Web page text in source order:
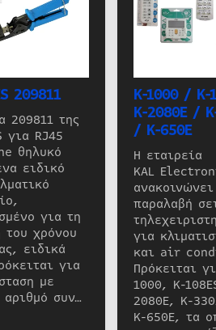
209811
209811 της
για RJ45
θηλυκό
ειδικό
για τη
του χρόνου
ειδικά
για
με
αριθμό συν…
K-1000 / K-
K-2080E /
/ K-650E
Η εταιρεία
KAL
παραλαβή
για
και air
Πρόκειται
1000, K-
2080E, K-
K-650E, τα